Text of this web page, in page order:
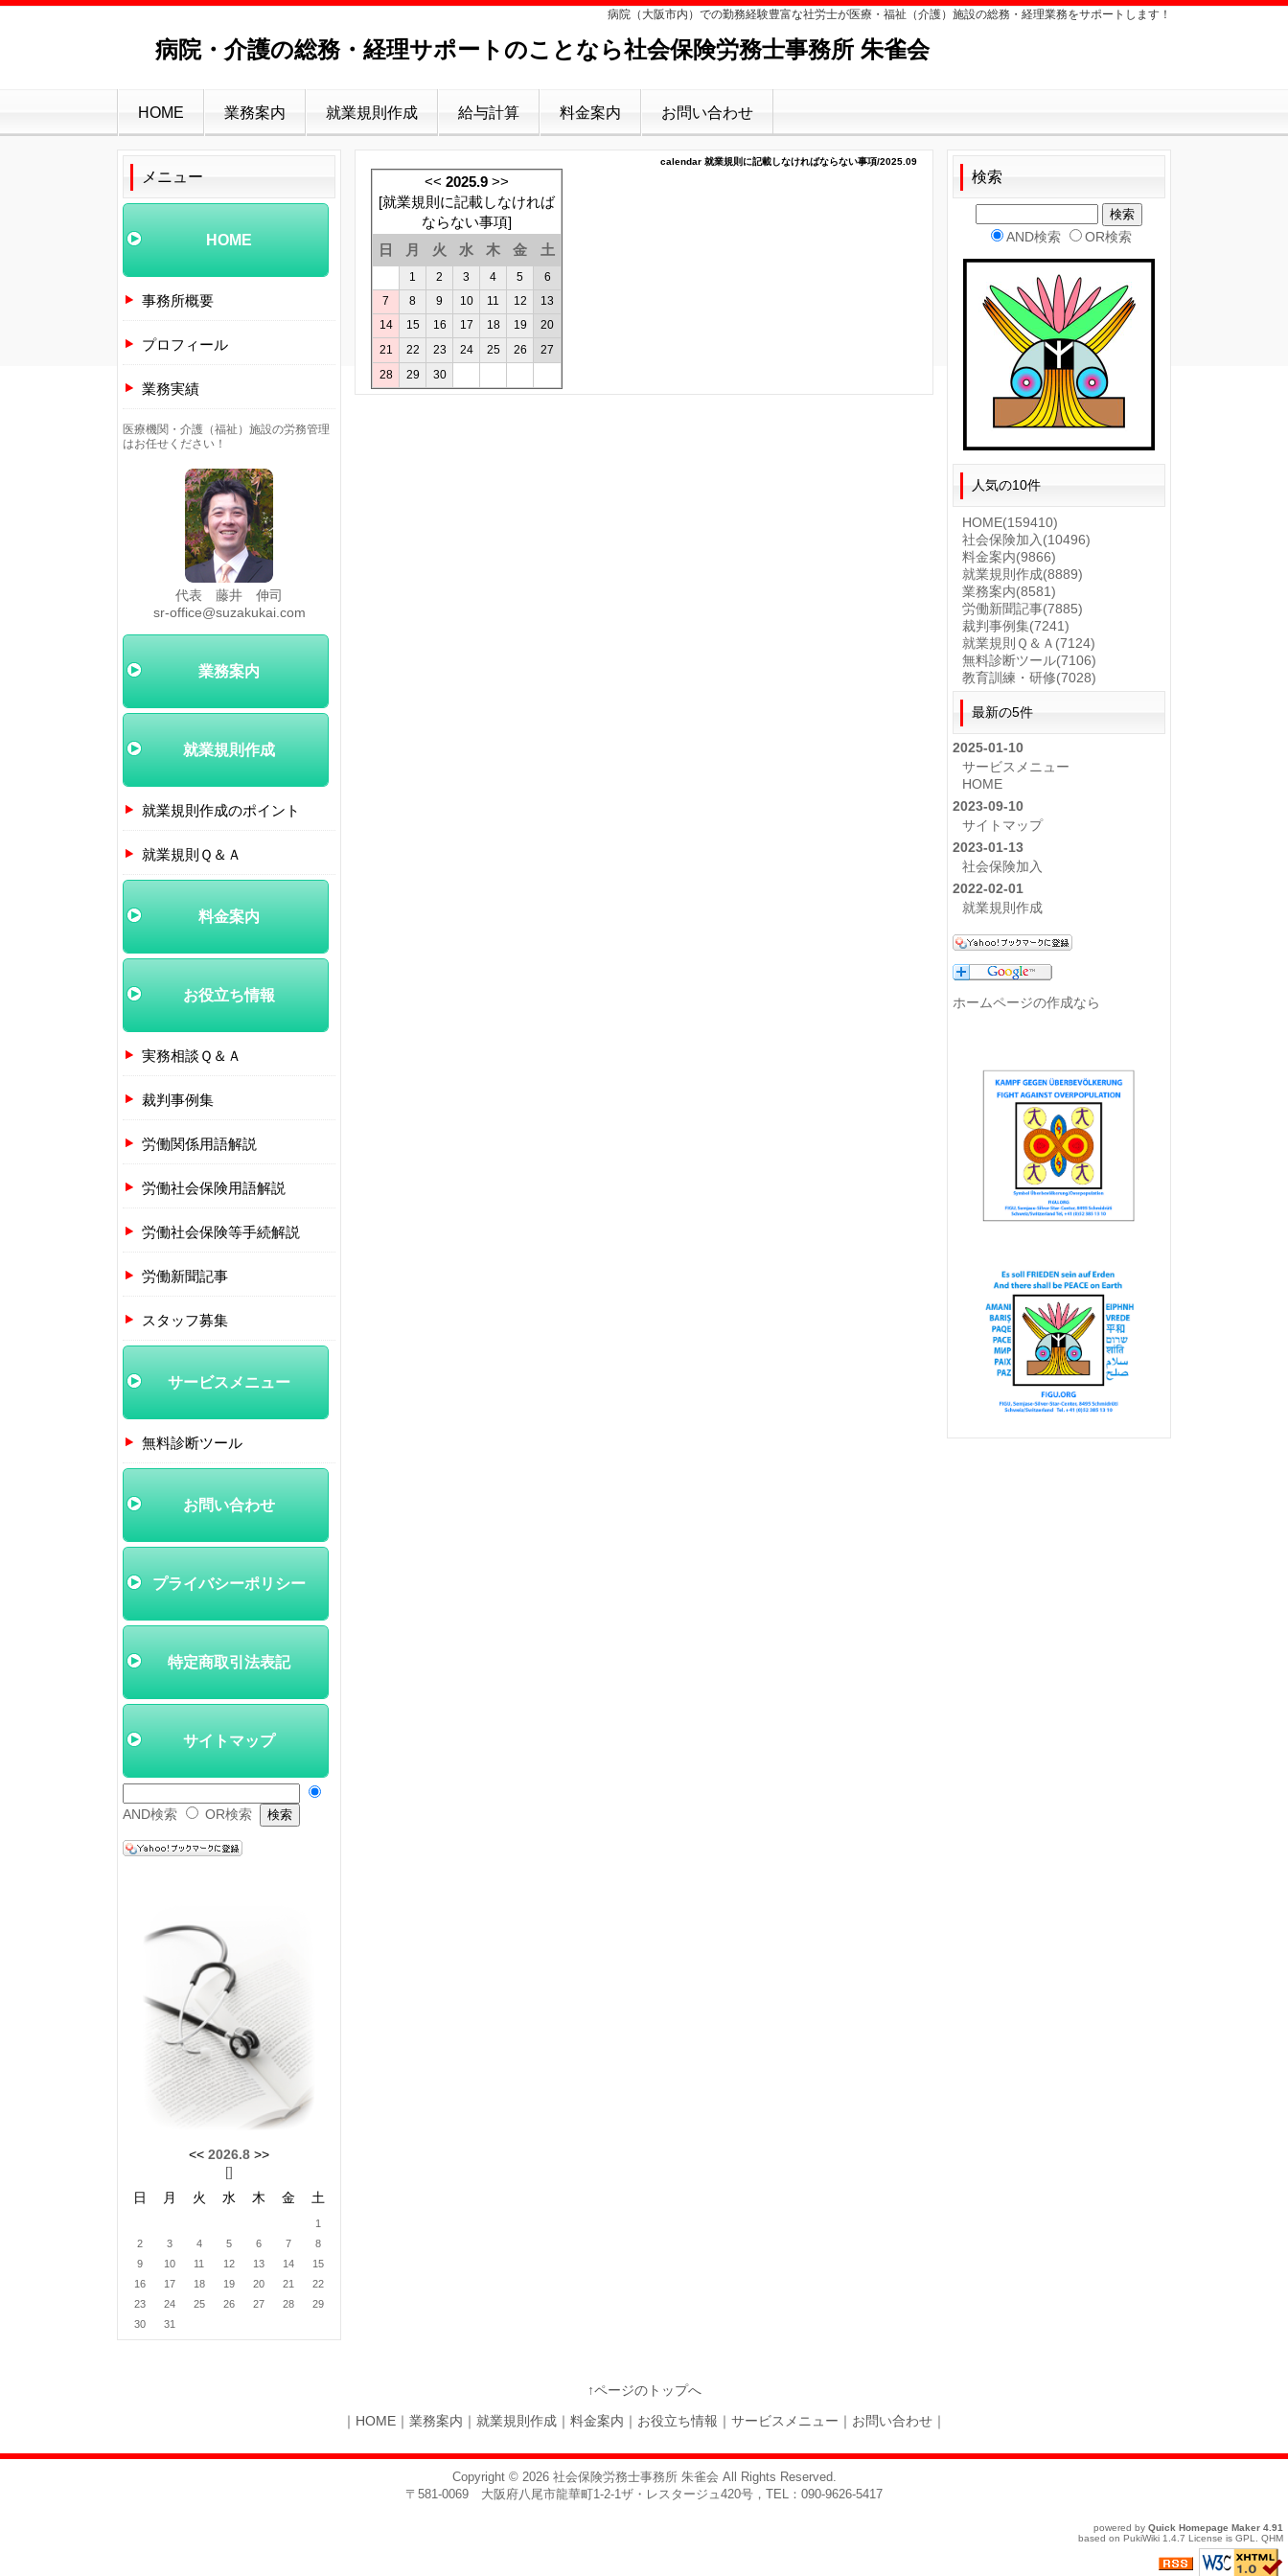
病院（大阪市内）での勤務経験豊富な社労士が医療・福祉（介護）施設の総務・経理業務をサポートします！
病院・介護の総務・経理サポートのことなら社会保険労務士事務所 朱雀会
HOME 業務案内 就業規則作成 給与計算 料金案内 お問い合わせ
calendar 就業規則に記載しなければならない事項/2025.09
<< 2025.9 >>
[就業規則に記載しなければ
ならない事項]
日
月 火 水 木 金 土
1 2 3 4 5
6
7
8 9 10 11 12
13
14
15 16 17 18 19
20
21
22 23 24 25 26
27
28
29 30
メニュー
HOME
事務所概要
プロフィール
業務実績
医療機関・介護（福祉）施設の労務管理
はお任せください！
代表 藤井 伸司
sr-office@suzakukai.com
業務案内
就業規則作成
就業規則作成のポイント
就業規則Ｑ＆Ａ
料金案内
お役立ち情報
実務相談Ｑ＆Ａ
裁判事例集
労働関係用語解説
労働社会保険用語解説
労働社会保険等手続解説
労働新聞記事
スタッフ募集
サービスメニュー
無料診断ツール
お問い合わせ
プライバシーポリシー
特定商取引法表記
サイトマップ
AND検索 OR検索
<< 2026.8 >>
[]
日
月 火 水 木 金 土
1
2
3 4 5 6 7
8
9
10 11 12 13 14
15
16
17 18 19 20 21
22
23
24 25 26 27 28
29
30
31
検索
AND検索 OR検索
人気の10件
HOME(159410)
社会保険加入 (10496)
料金案内(9866)
就業規則作成(8889)
業務案内(8581)
労働新聞記事(7885)
裁判事例集(7241)
就業規則Ｑ＆Ａ (7124)
無料診断ツール(7106)
教育訓練・研修(7028)
最新の5件
2025-01-10
サービスメニュー
HOME
2023-09-10
サイトマップ
2023-01-13
社会保険加入
2022-02-01
就業規則作成
ホームページの作成なら
↑ページのトップへ
｜ HOME ｜ 業務案内 ｜ 就業規則作成 ｜ 料金案内 ｜ お役立ち情報 ｜ サービスメニュー ｜ お問い合わせ ｜
Copyright © 2026 社会保険労務士事務所 朱雀会 All Rights Reserved.
〒581-0069 大阪府八尾市龍華町1-2-1ザ・レスタージュ420号，TEL：090-9626-5417
powered by Quick Homepage Maker 4.91
based on PukiWiki 1.4.7 License is GPL QHM